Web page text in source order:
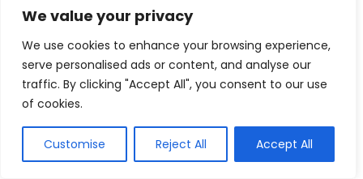
We value your privacy
We use cookies to enhance your browsing experience,
serve personalised ads or content, and analyse our
traffic. By clicking "Accept All", you consent to our use
of cookies.
Customise Reject All Accept All
Resolução 1340 x 800
Memória RAM
Armazenamento 64 GB